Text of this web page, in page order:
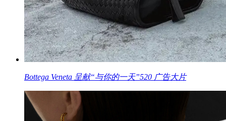
Bottega Veneta 呈献“与你的一天”520 广告大片